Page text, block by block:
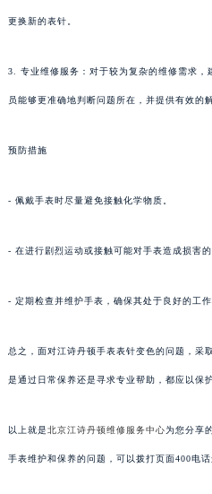
更换新的表针。
3. 专业维修服务：对于较为复杂的维修需求，
员能够更准确地判断问题所在，并提供有效的
预防措施
- 佩戴手表时尽量避免接触化学物质。
- 在进行剧烈运动或接触可能对手表造成损害
- 定期检查并维护手表，确保其处于良好的工作
总之，面对江诗丹顿手表表针变色的问题，采
是通过日常保养还是寻求专业帮助，都应以保
以上就是北京江诗丹顿维修服务中心为您分享
手表维护和保养的问题，可以拨打页面400电